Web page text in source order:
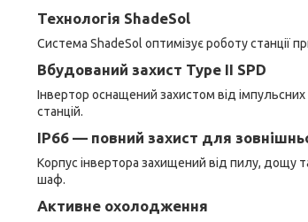
Технологія ShadeSol
Система ShadeSol оптимізує роботу станції
Вбудований захист Type II SPD
Інвертор оснащений захистом від
станцій.
IP66 — повний захист для
Корпус інвертора захищений від пилу, дощу
шаф.
Активне охолодження